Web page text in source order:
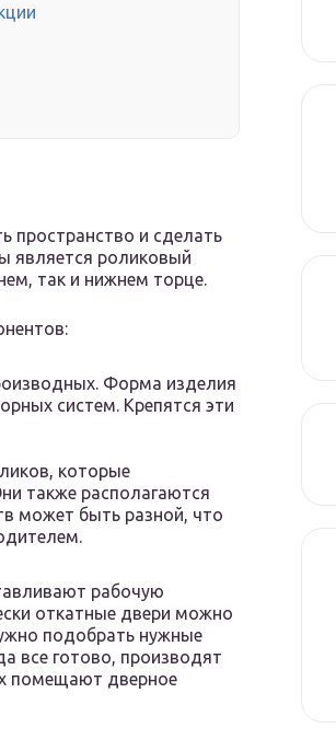
пространство и сделать
является роликовый
так и нижнем торце.
Форма изделия
систем. Крепятся эти
которые
также располагаются
может быть разной, что
рабочую
откатные двери можно
подобрать нужные
все готово, производят
помещают дверное